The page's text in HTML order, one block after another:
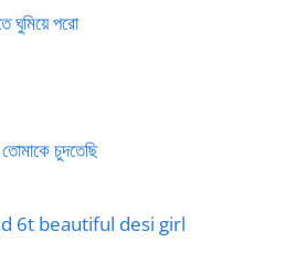
ঘুমিয়ে পরো
চুদতেছি
and 6t beautiful desi girl